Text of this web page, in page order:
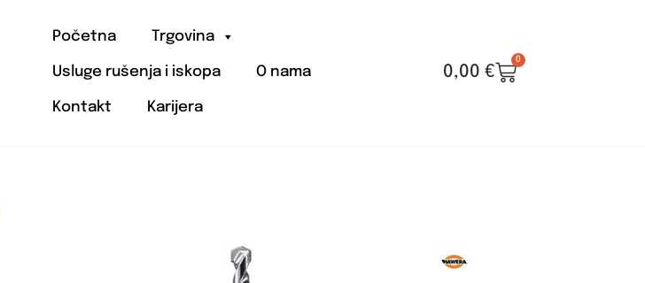
Početna Trgovina
Usluge rušenja i iskopa O nama
Kontakt Karijera
0,00 €
0